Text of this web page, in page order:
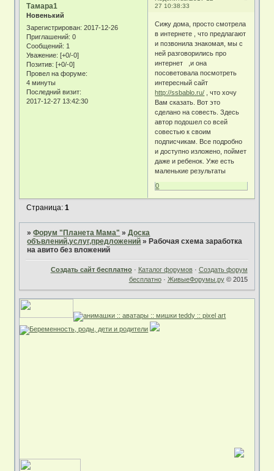
27 10:38:33
Тамара1
Новенький
Зарегистрирован: 2017-12-26
Приглашений: 0
Сообщений: 1
Уважение: [+0/-0]
Позитив: [+0/-0]
Провел на форуме:
4 минуты
Последний визит:
2017-12-27 13:42:30
Сижу дома, просто смотрела
в интернете , что предлагают
и позвонила знакомая, мы с
ней разговорились про
интернет ,и она
посоветовала посмотреть
интересный сайт
http://ssbablo.ru/ , что хочу
Вам сказать. Вот это
сделано на совесть. Здесь
автор подошел со всей
совестью к своим
подписчикам. Все подробно
и доступно изложено, поймет
даже и ребенок. Уже есть
маленькие результаты
0
Страница:1
»Форум "Планета Мама" »Доска
объвлений,услуг,предложений » Рабочая схема заработка
на авито без вложений
Создать сайт бесплатно· Каталог форумов· Создать форум
бесплатно· ЖивыеФорумы.ру© 2015